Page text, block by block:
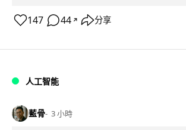
147 44 ↗ 分享
人工智能
藍骨 3 小時